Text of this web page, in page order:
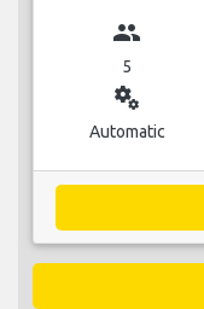
group
5
miscellaneous_services
Automatic